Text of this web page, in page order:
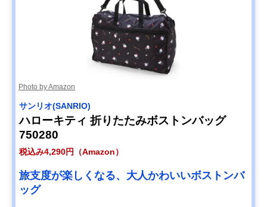
Photo by Amazon
サンリオ(SANRIO)
ハローキティ 折りたたみボストンバッグ
750280
税込み4,290円（Amazon）
旅支度が楽しくなる、大人かわいいボストンバ
ッグ